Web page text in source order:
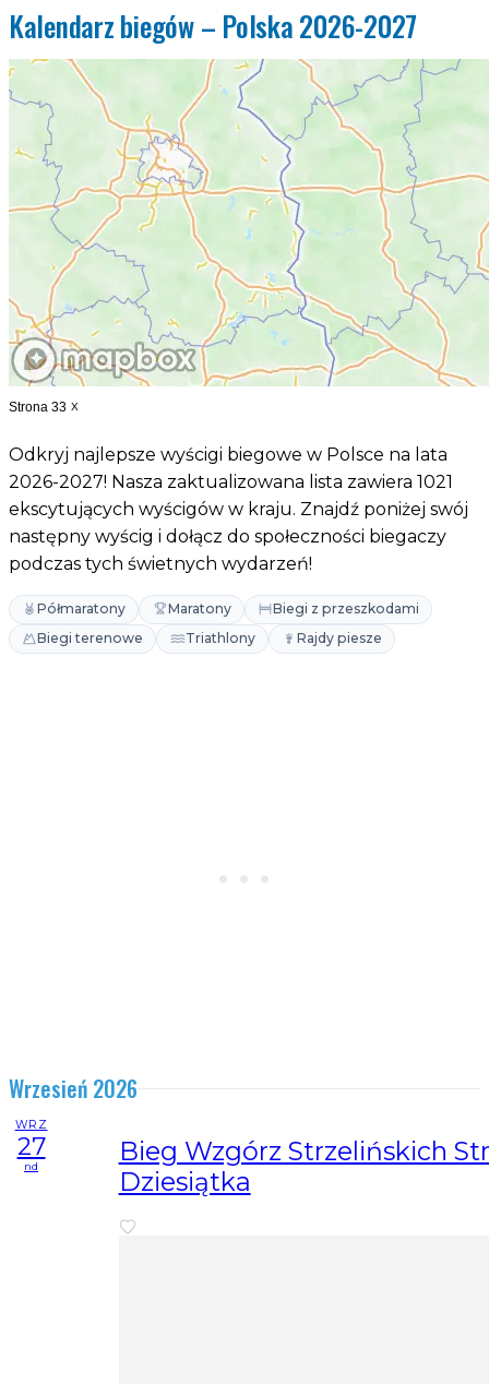
Kalendarz biegów – Polska 2026-2027
Strona 33 X
Odkryj najlepsze wyścigi biegowe w Polsce na lata
2026-2027! Nasza zaktualizowana lista zawiera 1021
ekscytujących wyścigów w kraju. Znajdź poniżej swój
następny wyścig i dołącz do społeczności biegaczy
podczas tych świetnych wydarzeń!
Półmaratony Maratony
Biegi z przeszkodami
Biegi terenowe
Triathlony Rajdy piesze
Wrzesień 2026
WRZ
27
nd
Bieg Wzgórz Strzelińskich
Dziesiątka